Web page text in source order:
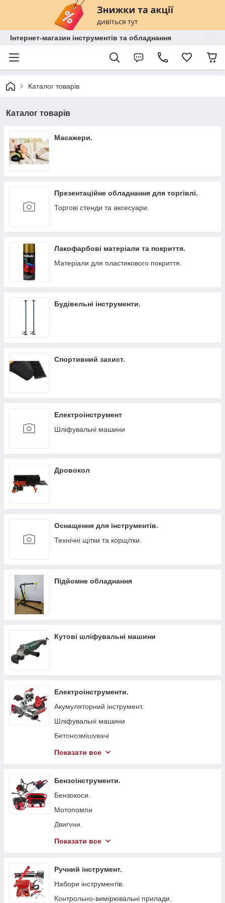
Інтернет-магазин інструментів та обладнання
Каталог товарів
Каталог товарів
Масажери.
Презентаційне обладнання для торгівлі.
Торгові стенди та аксесуари.
Лакофарбові матеріали та покриття.
Матеріали для пластикового покриття.
Будівельні інструменти.
Спортивний захист.
Електроінструмент
Шліфувальні машини
Дровокол
Оснащення для інструментів.
Технічні щітки та корщітки.
Підйомне обладнання
Кутові шліфувальні машини
Електроінструменти.
Акумуляторний інструмент.
Шліфувальні машини
Бетонозмішувачі
Болгарка (КШМ)
Вібратори глибинні для бетону
Стрічкові пили
Токарні станки
Гайковерти мережеві
Свердлильні верстати
Штроборізи
Плиткорізи.
Електроножиці
Показати все
Бензоінструменти.
Бензокоси.
Мотопомпи
Двигуни.
Бензопили.
Віброплити
Бензинові газонокосарки.
Бетонорізи
Показати все
Ручний інструмент.
Набори інструментів.
Контрольно-вимірювальні прилади.